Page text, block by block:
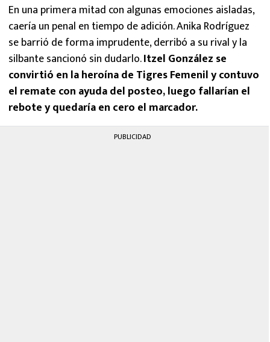
En una primera mitad con algunas emociones aisladas,
caería un penal en tiempo de adición. Anika Rodríguez
se barrió de forma imprudente, derribó a su rival y la
silbante sancionó sin dudarlo.Itzel González se
convirtió en la heroína de Tigres Femenil y contuvo
el remate con ayuda del posteo, luego fallarían el
rebote y quedaría en cero el marcador.
PUBLICIDAD